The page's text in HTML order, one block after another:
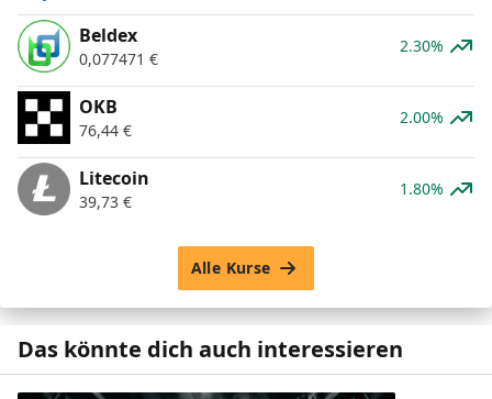
Beldex
0,077471 €
2.30%
OKB
76,44 €
2.00%
Litecoin
39,73 €
1.80%
Alle Kurse
Das könnte dich auch interessieren